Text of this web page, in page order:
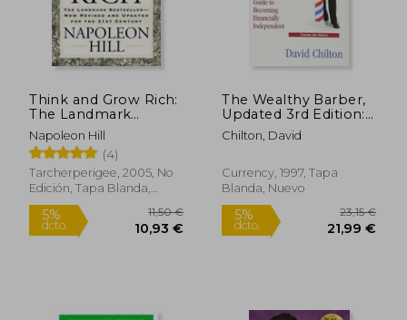
Think and Grow Rich:
The Landmark
Bestseller Now
Revised and Updated
for the 21st Century
(en Inglés)
Napoleon Hill
(4)
Tarcherperigee, 2005, No
Edición, Tapa Blanda,
Nuevo
The Wealthy Barber,
Updated 3rd Edition:
Everyone's
Commonsense Guide
Financially
Independent (en
Chilton, David
Currency, 1997, Tapa
Blanda, Nuevo